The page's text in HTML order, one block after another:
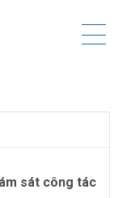
sát công tác